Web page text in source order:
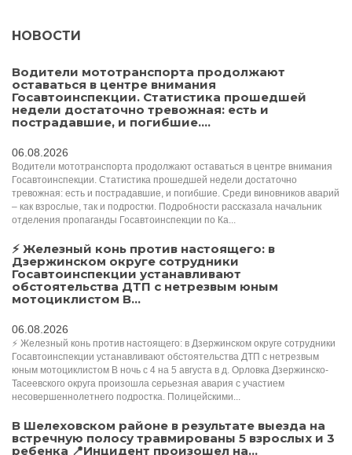
НОВОСТИ
Водители мототранспорта продолжают
оставаться в центре внимания
Госавтоинспекции. Статистика прошедшей
недели достаточно тревожная: есть и
пострадавшие, и погибшие....
06.08.2026
Водители мототранспорта продолжают оставаться в центре внимания
Госавтоинспекции. Статистика прошедшей недели достаточно
тревожная: есть и пострадавшие, и погибшие. Среди виновников аварий
– как взрослые, так и подростки. Подробности рассказала начальник
отделения пропаганды Госавтоинспекции по Ка...
⚡ Железный конь против настоящего: в
Дзержинском округе сотрудники
Госавтоинспекции устанавливают
обстоятельства ДТП с нетрезвым юным
мотоциклистом В...
06.08.2026
⚡ Железный конь против настоящего: в Дзержинском округе сотрудники
Госавтоинспекции устанавливают обстоятельства ДТП с нетрезвым
юным мотоциклистом В ночь с 4 на 5 августа в д. Орловка Дзержинско-
Тасеевского округа произошла серьезная авария с участием
несовершеннолетнего подростка. Полицейскими...
В Шелеховском районе в результате выезда на
встречную полосу травмированы 5 взрослых и 3
ребенка 📍Инцидент произошел на...